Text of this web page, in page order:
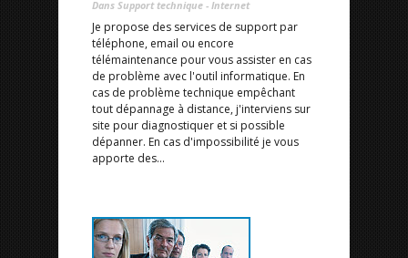
Dans Support technique - Internet
Je propose des services de support par
téléphone, email ou encore
télémaintenance pour vous assister en cas
de problème avec l'outil informatique. En
cas de problème technique empêchant
tout dépannage à distance, j'interviens sur
site pour diagnostiquer et si possible
dépanner. En cas d'impossibilité je vous
apporte des...